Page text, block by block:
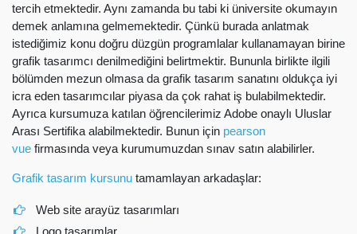
tercih etmektedir. Aynı zamanda bu tabi ki üniversite okumayın
demek anlamına gelmemektedir. Çünkü burada anlatmak
istediğimiz konu doğru düzgün programlalar kullanamayan birine
grafik tasarımcı denilmediğini belirtmektir. Bununla birlikte ilgili
bölümden mezun olmasa da grafik tasarım sanatını oldukça iyi
icra eden tasarımcılar piyasa da çok rahat iş bulabilmektedir.
Ayrıca kursumuza katılan öğrencilerimiz Adobe onaylı Uluslar
Arası Sertifika alabilmektedir. Bunun için pearson
vue firmasında veya kurumumuzdan sınav satın alabilirler.
Grafik tasarım kursunu tamamlayan arkadaşlar:
Web site arayüz tasarımları
Logo tasarımlar